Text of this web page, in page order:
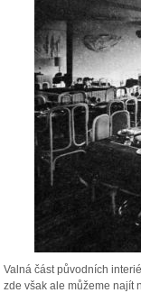
Valná část původních
zde však ale můžeme najít